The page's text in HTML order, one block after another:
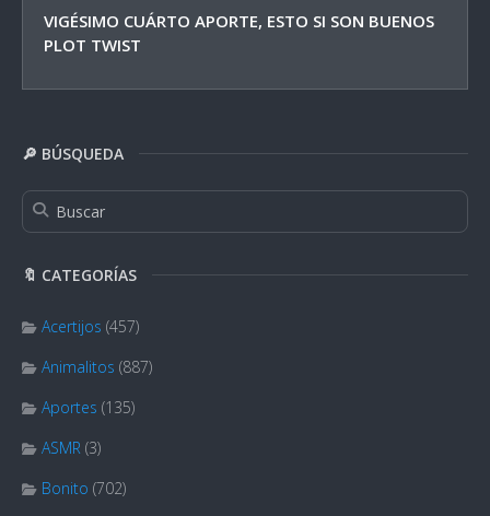
VIGÉSIMO CUÁRTO APORTE, ESTO SI SON BUENOS
PLOT TWIST
🔎 BÚSQUEDA
🔖 CATEGORÍAS
Acertijos (457)
Animalitos (887)
Aportes (135)
ASMR (3)
Bonito (702)